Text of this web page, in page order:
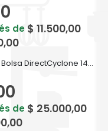
de $ 11.500,00
Aspiradora Midea Sin Bolsa DirectCyclone 1400W VS-S214TAR4
de $ 25.000,00